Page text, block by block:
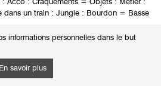
informations personnelles dans le but
En savoir plus
: Acco : Craquements = Objets : Métier :
dans un train : Jungle : Bourdon = Basse